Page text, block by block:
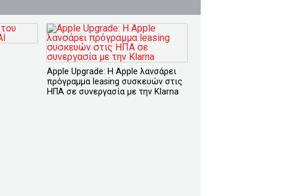
Apple Upgrade: Η Apple λανσάρει
πρόγραμμα leasing συσκευών στις
ΗΠΑ σε συνεργασία με την Klarna